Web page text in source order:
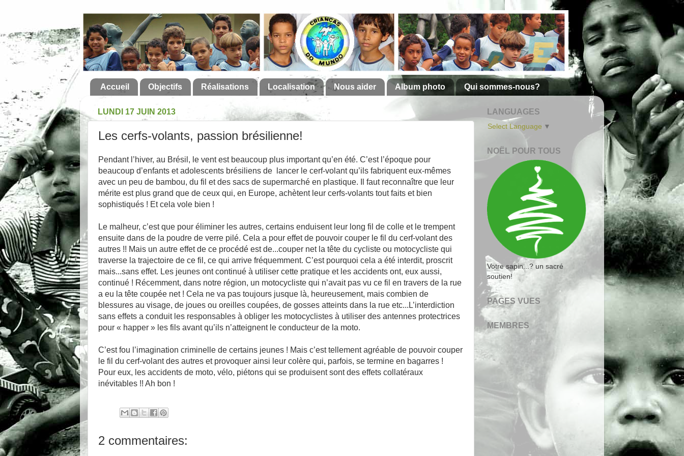
Accueil Objectifs Réalisations Localisation Nous aider Album photo Qui sommes-nous?
LUNDI 17 JUIN 2013
Les cerfs-volants, passion brésilienne!
Pendant l’hiver, au Brésil, le vent est beaucoup plus important qu’en été. C’est l’époque pour
beaucoup d’enfants et adolescents brésiliens de lancer le cerf-volant qu’ils fabriquent eux-mêmes
avec un peu de bambou, du fil et des sacs de supermarché en plastique. Il faut reconnaître que leur
mérite est plus grand que de ceux qui, en Europe, achètent leur cerfs-volants tout faits et bien
sophistiqués ! Et cela vole bien !
Le malheur, c’est que pour éliminer les autres, certains enduisent leur long fil de colle et le trempent
ensuite dans de la poudre de verre pilé. Cela a pour effet de pouvoir couper le fil du cerf-volant des
autres !! Mais un autre effet de ce procédé est de...couper net la tête du cycliste ou motocycliste qui
traverse la trajectoire de ce fil, ce qui arrive fréquemment. C’est pourquoi cela a été interdit, proscrit
mais...sans effet. Les jeunes ont continué à utiliser cette pratique et les accidents ont, eux aussi,
continué ! Récemment, dans notre région, un motocycliste qui n’avait pas vu ce fil en travers de la rue
a eu la tête coupée net ! Cela ne va pas toujours jusque là, heureusement, mais combien de
blessures au visage, de joues ou oreilles coupées, de gosses atteints dans la rue etc...L’interdiction
sans effets a conduit les responsables à obliger les motocyclistes à utiliser des antennes protectrices
pour « happer » les fils avant qu’ils n’atteignent le conducteur de la moto.
C’est fou l’imagination criminelle de certains jeunes ! Mais c’est tellement agréable de pouvoir couper
le fil du cerf-volant des autres et provoquer ainsi leur colère qui, parfois, se termine en bagarres !
Pour eux, les accidents de moto, vélo, piétons qui se produisent sont des effets collatéraux
inévitables !! Ah bon !
2 commentaires:
LANGUAGES
Select Language ▼
NOËL POUR TOUS
Votre sapin...? un sacré
soutien!
PAGES VUES
MEMBRES